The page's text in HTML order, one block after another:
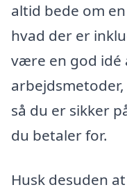
altid bede om
hvad der er
være en god idé
så du er sikker
du betaler for.
Husk desuden